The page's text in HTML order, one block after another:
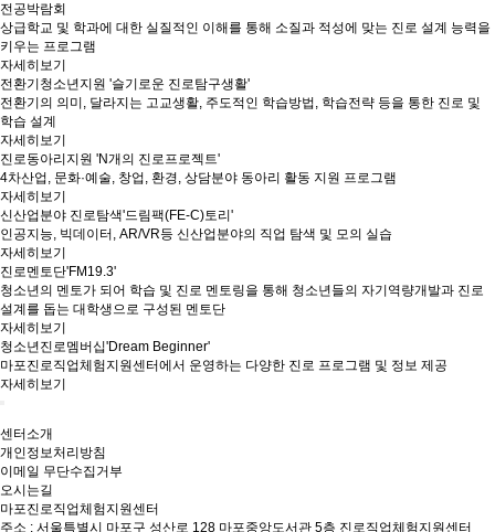
전공박람회
상급학교 및 학과에 대한 실질적인 이해를 통해 소질과 적성에 맞는 진로 설계 능력을
키우는 프로그램
자세히보기
전환기청소년지원 '슬기로운 진로탐구생활'
전환기의 의미, 달라지는 고교생활, 주도적인 학습방법, 학습전략 등을 통한 진로 및
학습 설계
자세히보기
진로동아리지원 'N개의 진로프로젝트'
4차산업, 문화·예술, 창업, 환경, 상담분야 동아리 활동 지원 프로그램
자세히보기
신산업분야 진로탐색'드림팩(FE-C)토리'
인공지능, 빅데이터, AR/VR등 신산업분야의 직업 탐색 및 모의 실습
자세히보기
진로멘토단'FM19.3'
청소년의 멘토가 되어 학습 및 진로 멘토링을 통해 청소년들의 자기역량개발과 진로
설계를 돕는 대학생으로 구성된 멘토단
자세히보기
청소년진로멤버십'Dream Beginner'
마포진로직업체험지원센터에서 운영하는 다양한 진로 프로그램 및 정보 제공
자세히보기
센터소개
개인정보처리방침
이메일 무단수집거부
오시는길
마포진로직업체험지원센터
주소 : 서울특별시 마포구 성산로 128 마포중앙도서관 5층 진로직업체험지원센터